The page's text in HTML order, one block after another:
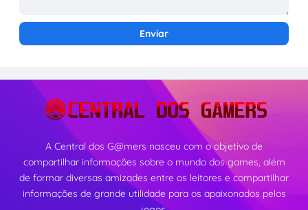
A Central dos G@mers nasceu com o objetivo de
compartilhar informações sobre o mundo dos games, além
de formar diversas amizades entre os leitores e compartilhar
informações de grande utilidade para os apaixonados pelos